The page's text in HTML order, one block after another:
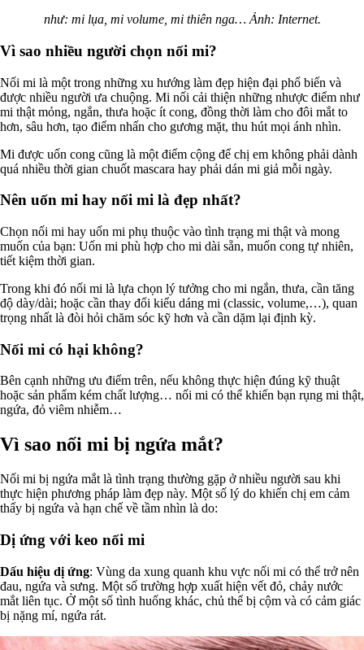
như: mi lụa, mi volume, mi thiên nga… Ảnh: Internet.
Vì sao nhiều người chọn nối mi?
Nối mi là một trong những xu hướng làm đẹp hiện đại phổ biến và
được nhiều người ưa chuộng. Mi nối cải thiện những nhược điểm như
mi thật mỏng, ngắn, thưa hoặc ít cong, đồng thời làm cho đôi mắt to
hơn, sâu hơn, tạo điểm nhấn cho gương mặt, thu hút mọi ánh nhìn.
Mi được uốn cong cũng là một điểm cộng để chị em không phải dành
quá nhiều thời gian chuốt mascara hay phải dán mi giả mỗi ngày.
Nên uốn mi hay nối mi là đẹp nhất?
Chọn nối mi hay uốn mi phụ thuộc vào tình trạng mi thật và mong
muốn của bạn: Uốn mi phù hợp cho mi dài sẵn, muốn cong tự nhiên,
tiết kiệm thời gian.
Trong khi đó nối mi là lựa chọn lý tưởng cho mi ngắn, thưa, cần tăng
độ dày/dài; hoặc cần thay đổi kiểu dáng mi (classic, volume,…), quan
trọng nhất là đòi hỏi chăm sóc kỹ hơn và cần dặm lại định kỳ.
Nối mi có hại không?
Bên cạnh những ưu điểm trên, nếu không thực hiện đúng kỹ thuật
hoặc sản phẩm kém chất lượng… nối mi có thể khiến bạn rụng mi thật,
ngứa, đỏ viêm nhiễm…
Vì sao nối mi bị ngứa mắt?
Nối mi bị ngứa mắt là tình trạng thường gặp ở nhiều người sau khi
thực hiện phương pháp làm đẹp này. Một số lý do khiến chị em cảm
thấy bị ngứa và hạn chế về tầm nhìn là do:
Dị ứng với keo nối mi
Dấu hiệu dị ứng: Vùng da xung quanh khu vực nối mi có thể trở nên
đau, ngứa và sưng. Một số trường hợp xuất hiện vết đỏ, chảy nước
mắt liên tục. Ở một số tình huống khác, chủ thể bị cộm và có cảm giác
bị nặng mí, ngứa rát.